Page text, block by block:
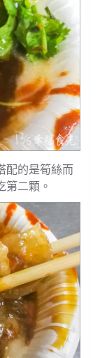
配的是筍絲而
第二顆。